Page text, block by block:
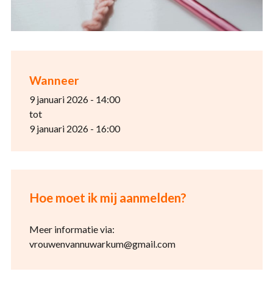
Wanneer
9 januari 2026 - 14:00
tot
9 januari 2026 - 16:00
Hoe moet ik mij aanmelden?
Meer informatie via:
vrouwenvannuwarkum@gmail.com